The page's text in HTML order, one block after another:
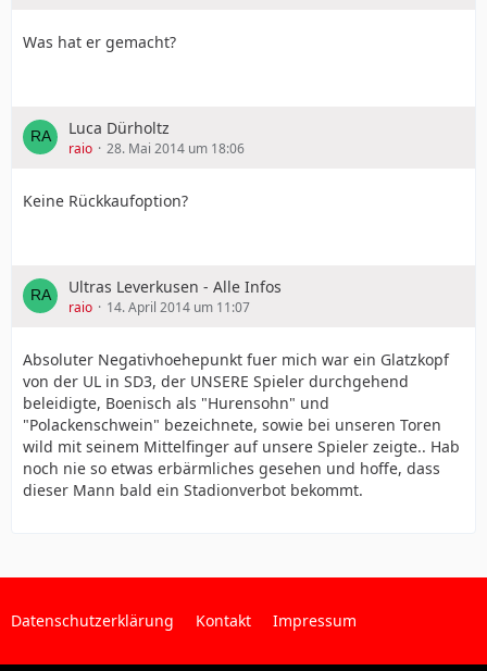
Was hat er gemacht?
Luca Dürholtz
raio 28. Mai 2014 um 18:06
Keine Rückkaufoption?
Ultras Leverkusen - Alle Infos
raio 14. April 2014 um 11:07
Absoluter Negativhoehepunkt fuer mich war ein Glatzkopf
von der UL in SD3, der UNSERE Spieler durchgehend
beleidigte, Boenisch als "Hurensohn" und
"Polackenschwein" bezeichnete, sowie bei unseren Toren
wild mit seinem Mittelfinger auf unsere Spieler zeigte.. Hab
noch nie so etwas erbärmliches gesehen und hoffe, dass
dieser Mann bald ein Stadionverbot bekommt.
Datenschutzerklärung Kontakt Impressum